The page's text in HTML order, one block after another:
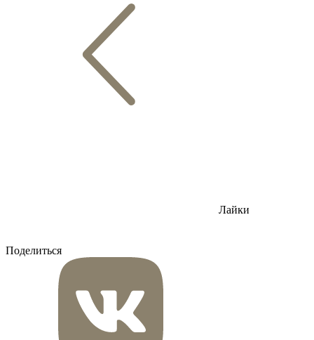
Лайки
Поделиться